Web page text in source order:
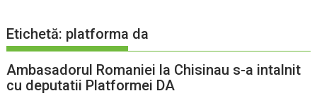
Etichetă: platforma da
Ambasadorul Romaniei la Chisinau s-a intalnit
cu deputatii Platformei DA